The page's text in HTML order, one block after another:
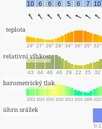
10 6 6 6 5 6 7 10
teplota
29° 27° 26° 29° 34° 36° 35° 32°
relativní vlhkost
43 44 48 46 29 22 25 32
barometrický tlak
1013 1014 1014 1015 1013 1010 1008 1012
úhrn srážek
0.1